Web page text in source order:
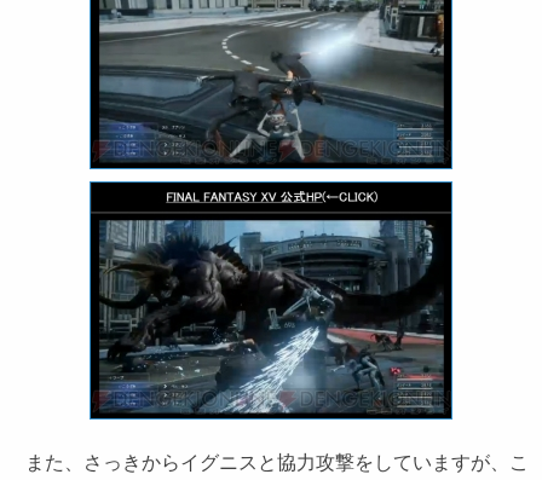
また、さっきからイグニスと協力攻撃をしていますが、こ